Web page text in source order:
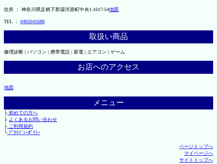
住所 ： 神奈川県足柄下郡湯河原町中央1-1617-54地図
TEL ： 0465641688
取扱い商品
修理診断 | パソコン | 携帯電話 | 家電 | エアコン | ゲーム
お店へのアクセス
地図
メニュー
├初めての方へ
├ よくあるお問い合わせ
├ご利用規約
└ﾌﾟﾗｲﾊﾞｼｰﾎﾟﾘｼｰ
ページトップへ
マイページへ
サイトトップへ